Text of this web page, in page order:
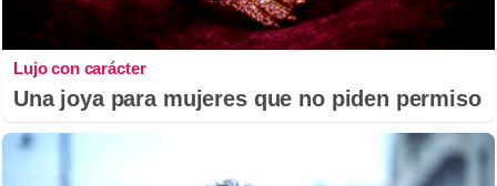
Lujo con carácter
Una joya para mujeres que no piden permiso